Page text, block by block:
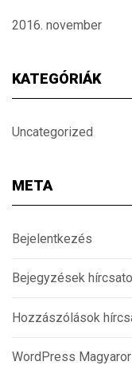
2016. november
KATEGÓRIÁK
Uncategorized
META
Bejelentkezés
Bejegyzések
Hozzászólások
WordPress